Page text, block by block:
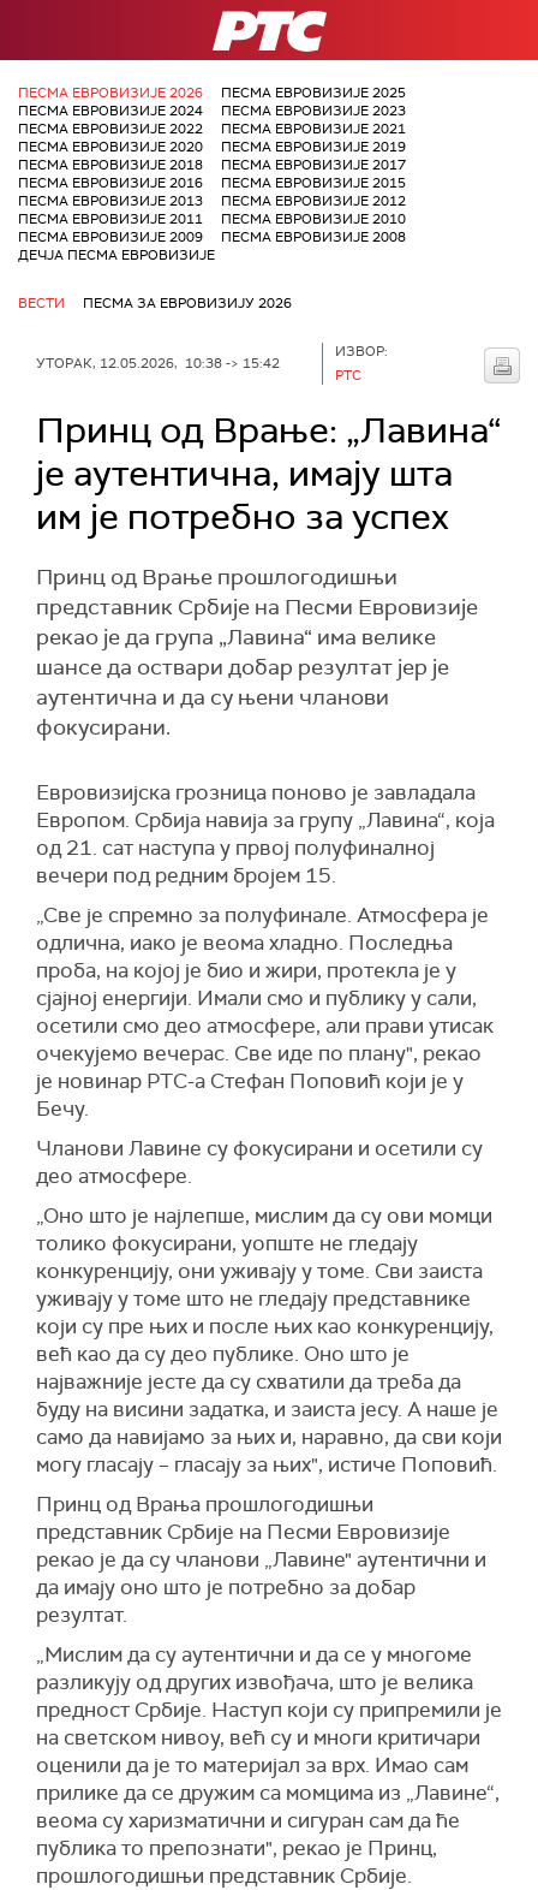
РТС
ПЕСМА ЕВРОВИЗИЈЕ 2026
ПЕСМА ЕВРОВИЗИЈЕ 2025
ПЕСМА ЕВРОВИЗИЈЕ 2024
ПЕСМА ЕВРОВИЗИЈЕ 2023
ПЕСМА ЕВРОВИЗИЈЕ 2022
ПЕСМА ЕВРОВИЗИЈЕ 2021
ПЕСМА ЕВРОВИЗИЈЕ 2020
ПЕСМА ЕВРОВИЗИЈЕ 2019
ПЕСМА ЕВРОВИЗИЈЕ 2018
ПЕСМА ЕВРОВИЗИЈЕ 2017
ПЕСМА ЕВРОВИЗИЈЕ 2016
ПЕСМА ЕВРОВИЗИЈЕ 2015
ПЕСМА ЕВРОВИЗИЈЕ 2013
ПЕСМА ЕВРОВИЗИЈЕ 2012
ПЕСМА ЕВРОВИЗИЈЕ 2011
ПЕСМА ЕВРОВИЗИЈЕ 2010
ПЕСМА ЕВРОВИЗИЈЕ 2009
ПЕСМА ЕВРОВИЗИЈЕ 2008
ДЕЧЈА ПЕСМА ЕВРОВИЗИЈЕ
ВЕСТИ ПЕСМА ЗА ЕВРОВИЗИЈУ 2026
УТОРАК, 12.05.2026, 10:38 -> 15:42
ИЗВОР:
РТС
Принц од Врање: „Лавина“
је аутентична, имају шта
им је потребно за успех
Принц од Врање прошлогодишњи
представник Србије на Песми Евровизије
рекао је да група „Лавина“ има велике
шансе да оствари добар резултат јер је
аутентична и да су њени чланови
фокусирани.
Евровизијска грозница поново је завладала
Европом. Србија навија за групу „Лавина“, која
од 21. сат наступа у првој полуфиналној
вечери под редним бројем 15.
„Све је спремно за полуфинале. Атмосфера је
одлична, иако је веома хладно. Последња
проба, на којој је био и жири, протекла је у
сјајној енергији. Имали смо и публику у сали,
осетили смо део атмосфере, али прави утисак
очекујемо вечерас. Све иде по плану", рекао
је новинар РТС-а Стефан Поповић који је у
Бечу.
Чланови Лавине су фокусирани и осетили су
део атмосфере.
„Оно што је најлепше, мислим да су ови момци
толико фокусирани, уопште не гледају
конкуренцију, они уживају у томе. Сви заиста
уживају у томе што не гледају представнике
који су пре њих и после њих као конкуренцију,
већ као да су део публике. Оно што је
најважније јесте да су схватили да треба да
буду на висини задатка, и заиста јесу. А наше је
само да навијамо за њих и, наравно, да сви који
могу гласају – гласају за њих", истиче Поповић.
Принц од Врања прошлогодишњи
представник Србије на Песми Евровизије
рекао је да су чланови „Лавине" аутентични и
да имају оно што је потребно за добар
резултат.
„Мислим да су аутентични и да се у многоме
разликују од других извођача, што је велика
предност Србије. Наступ који су припремили је
на светском нивоу, већ су и многи критичари
оценили да је то материјал за врх. Имао сам
прилике да се дружим са момцима из „Лавине“,
веома су харизматични и сигуран сам да ће
публика то препознати", рекао је Принц,
прошлогодишњи представник Србије.